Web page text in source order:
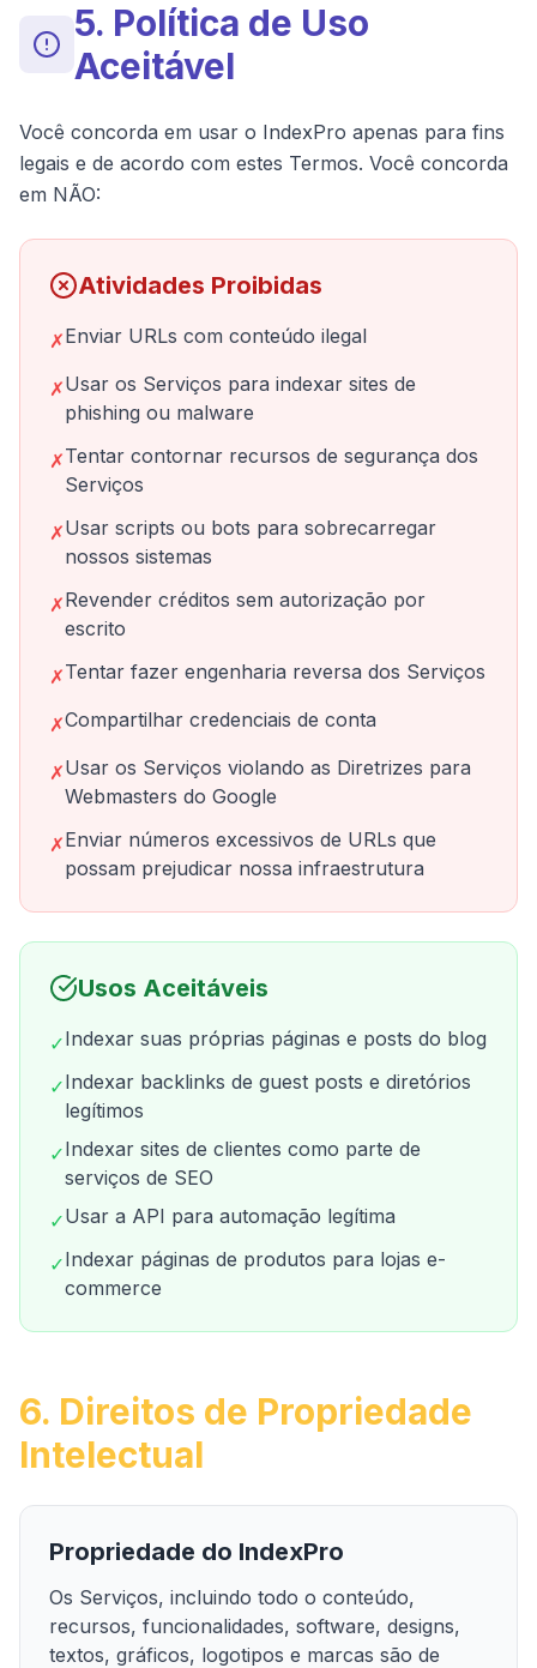
5. Política de Uso
Aceitável
Você concorda em usar o IndexPro apenas para fins
legais e de acordo com estes Termos. Você concorda
em NÃO:
Atividades Proibidas
✗Enviar URLs com conteúdo ilegal
✗Usar os Serviços para indexar sites de
phishing ou malware
✗Tentar contornar recursos de segurança dos
Serviços
✗Usar scripts ou bots para sobrecarregar
nossos sistemas
✗Revender créditos sem autorização por
escrito
✗Tentar fazer engenharia reversa dos Serviços
✗Compartilhar credenciais de conta
✗Usar os Serviços violando as Diretrizes para
Webmasters do Google
✗Enviar números excessivos de URLs que
possam prejudicar nossa infraestrutura
Usos Aceitáveis
✓Indexar suas próprias páginas e posts do blog
✓Indexar backlinks de guest posts e diretórios
legítimos
✓Indexar sites de clientes como parte de
serviços de SEO
✓Usar a API para automação legítima
✓Indexar páginas de produtos para lojas e-
commerce
6. Direitos de Propriedade
Intelectual
Propriedade do IndexPro
Os Serviços, incluindo todo o conteúdo,
recursos, funcionalidades, software, designs,
textos, gráficos, logotipos e marcas são de